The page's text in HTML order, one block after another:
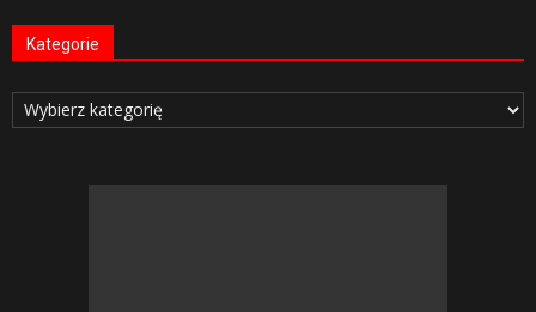
Kategorie
Kategorie